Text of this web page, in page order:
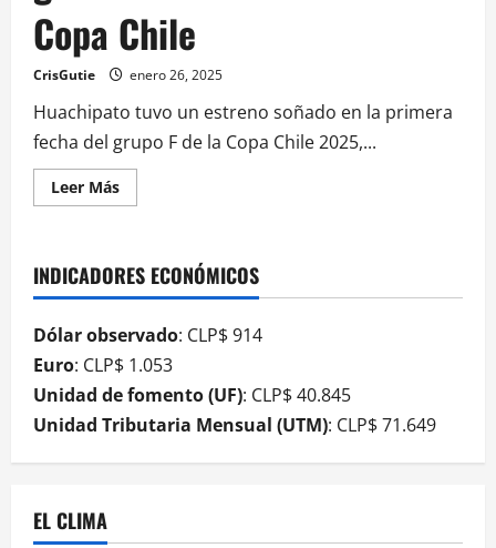
Copa Chile
CrisGutie enero 26, 2025
Huachipato tuvo un estreno soñado en la primera
fecha del grupo F de la Copa Chile 2025,...
Leer Más
INDICADORES ECONÓMICOS
Dólar observado: CLP$ 914
Euro: CLP$ 1.053
Unidad de fomento (UF): CLP$ 40.845
Unidad Tributaria Mensual (UTM): CLP$ 71.649
EL CLIMA